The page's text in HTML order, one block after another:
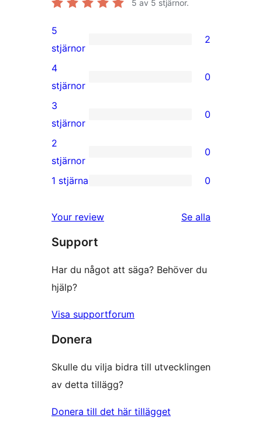
5 av 5 stjärnor.
2
5-
stjärniga
recensioner
5
stjärnor
2
0
4-
stjärniga
recensioner
4
stjärnor
0
0
3-
stjärniga
recensioner
3
stjärnor
0
0
2-
recensioner
2
stjärnor
0
stjärniga
recensioner
1 stjärna 0
Your review Se alla
Support
Har du något att säga? Behöver du
hjälp?
Visa supportforum
Donera
Skulle du vilja bidra till utvecklingen
av detta tillägg?
Donera till det här tillägget